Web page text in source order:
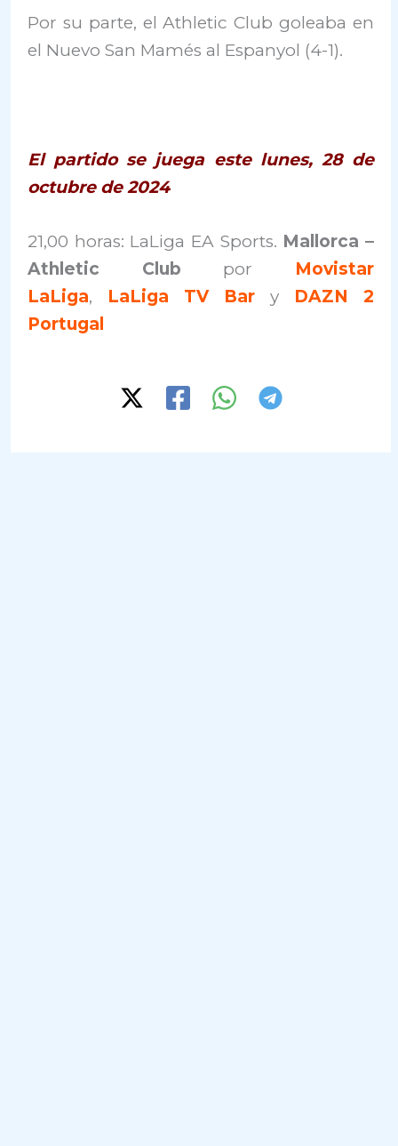
Por su parte, el Athletic Club goleaba en
el Nuevo San Mamés al Espanyol (4-1).
El partido se juega este lunes, 28 de
octubre de 2024
21,00 horas: LaLiga EA Sports. Mallorca –
Athletic Club por Movistar
LaLiga, LaLiga TV Bar y DAZN 2
Portugal